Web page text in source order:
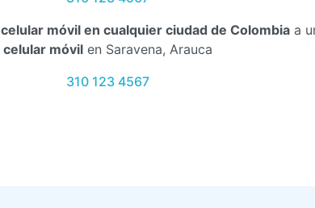
celular móvil en cualquier ciudad de Colombiaa
celular móvilen Saravena, Arauca
310 123 4567